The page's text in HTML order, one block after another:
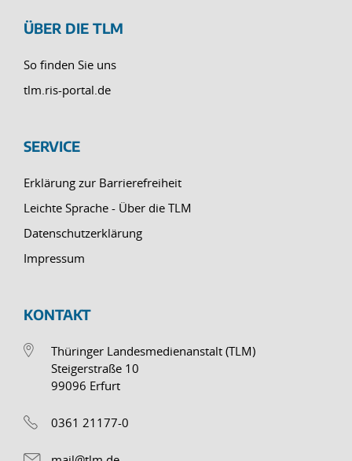
ÜBER DIE TLM
So finden Sie uns
tlm.ris-portal.de
SERVICE
Erklärung zur Barrierefreiheit
Leichte Sprache - Über die TLM
Datenschutzerklärung
Impressum
KONTAKT
Thüringer Landesmedienanstalt (TLM)
Steigerstraße 10
99096 Erfurt
0361 21177-0